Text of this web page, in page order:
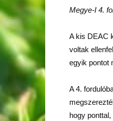
Megye-I 4.
A kis DEAC
voltak
egyik pontot
A 4.
hogy